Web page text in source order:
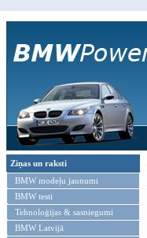
Ziņas un raksti
BMW modeļu jaunumi
BMW testi
Tehnoloģijas & sasniegumi
BMW Latvijā